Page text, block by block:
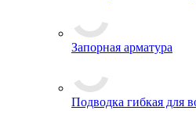
Запорная арматура
Подводка гибкая для